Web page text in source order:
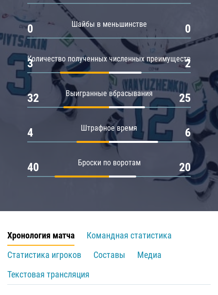
Шайбы в меньшинстве
0 0
Количество полученных численных преимуществ
3 2
Выигранные вбрасывания
32 25
Штрафное время
4 6
Броски по воротам
40 20
Хронология матча
Командная статистика
Статистика игроков
Составы
Медиа
Текстовая трансляция